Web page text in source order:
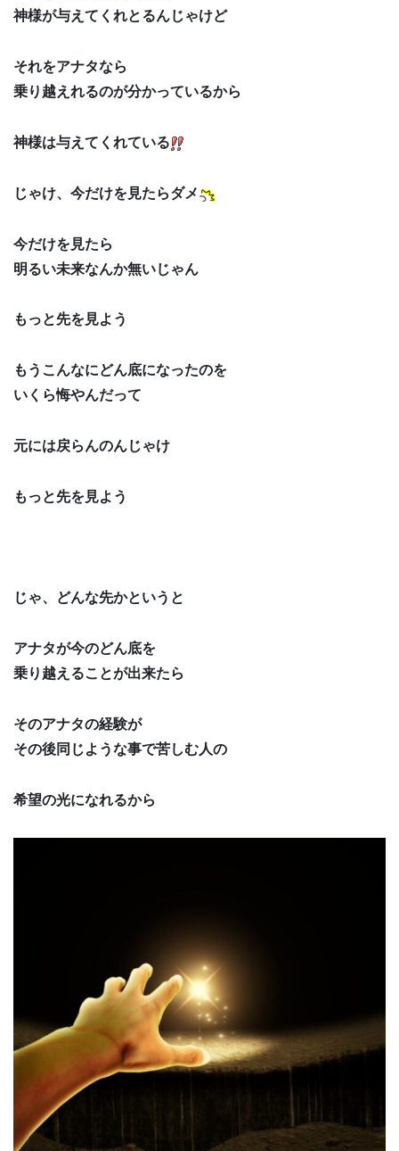
神様が与えてくれとるんじゃけど
それをアナタなら
乗り越えれるのが分かっているから
神様は与えてくれている
じゃけ、今だけを見たらダメ
今だけを見たら
明るい未来なんか無いじゃん
もっと先を見よう
もうこんなにどん底になったのを
いくら悔やんだって
元には戻らんのんじゃけ
もっと先を見よう
じゃ、どんな先かというと
アナタが今のどん底を
乗り越えることが出来たら
そのアナタの経験が
その後同じような事で苦しむ人の
希望の光になれるから